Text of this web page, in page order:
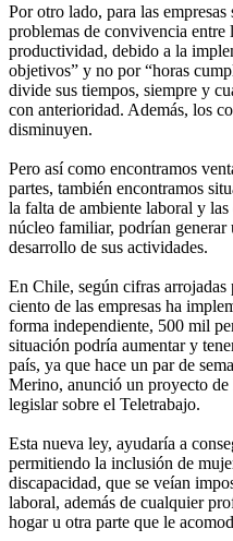
Por otro lado, para las
problemas de convivencia entre
productividad, debido a la
objetivos” y no por “horas
divide sus tiempos, siempre y
con anterioridad. Además, los
disminuyen.
Pero así como encontramos
partes, también encontramos
la falta de ambiente laboral y
núcleo familiar, podrían
desarrollo de sus actividades.
En Chile, según cifras
ciento de las empresas ha
forma independiente, 500 mil
situación podría aumentar y
país, ya que hace un par de
Merino, anunció un proyecto
legislar sobre el Teletrabajo.
Esta nueva ley, ayudaría a
permitiendo la inclusión de
discapacidad, que se veían
laboral, además de cualquier
hogar u otra parte que le